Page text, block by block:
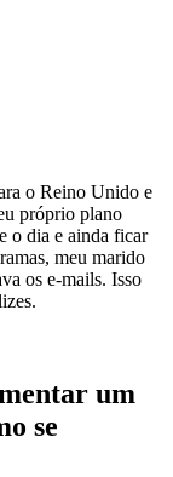
o Reino Unido e
próprio plano
o dia e ainda ficar
meu marido
os e-mails. Isso
um
se